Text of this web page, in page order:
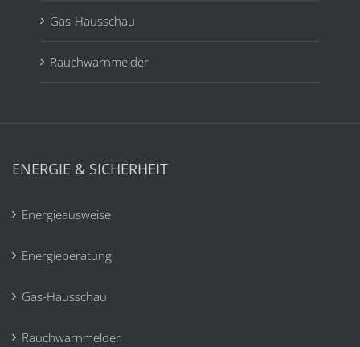
Gas-Hausschau
Rauchwarnmelder
ENERGIE & SICHERHEIT
Energieausweise
Energieberatung
Gas-Hausschau
Rauchwarnmelder